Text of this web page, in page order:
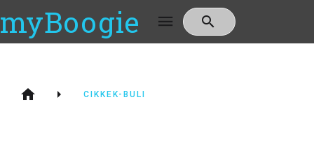
myBoogie
CIKKEK-BULI